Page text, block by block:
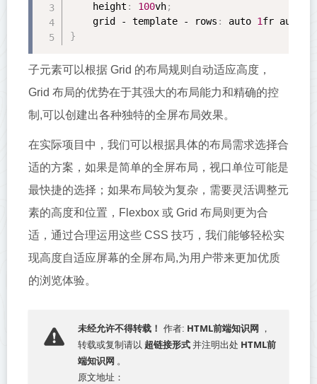
height : 100vh;
    grid - template -
rows : auto 1fr auto
}
子元素可以根据 Grid 的布局规则自动适应高度，
Grid 布局的优势在于其强大的布局能力和精确的控
制,可以创建出各种独特的全屏布局效果。
在实际项目中，我们可以根据具体的布局需求选择合
适的方案，如果是简单的全屏布局，视口单位可能是
最快捷的选择；如果布局较为复杂，需要灵活调整元
素的高度和位置，Flexbox 或 Grid 布局则更为合
适，通过合理运用这些 CSS 技巧，我们能够轻松实
现高度自适应屏幕的全屏布局,为用户带来更加优质
的浏览体验。
未经允许不得转载！ 作者: HTML前端知识网 ，
转载或复制请以 超链接形式 并注明出处 HTML前
端知识网 。
原文地址：